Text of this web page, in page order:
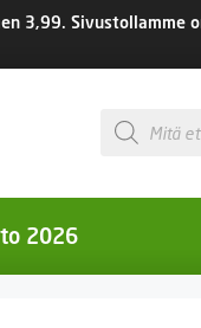
3,99. Sivustollamme
Products
search
2026